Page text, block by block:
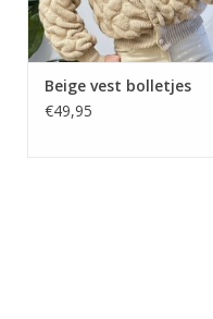
Beige vest bolletjes
€49,95